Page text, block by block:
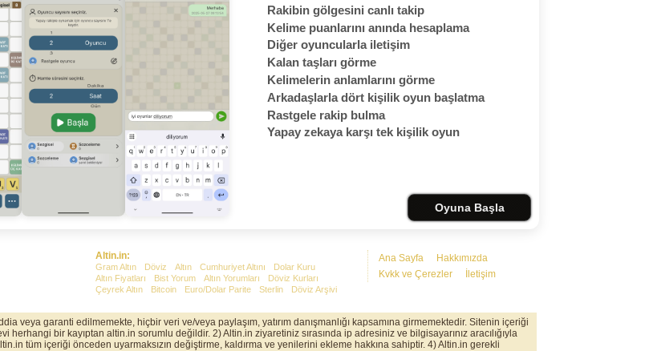
Rakibin gölgesini canlı takip
Kelime puanlarını anında hesaplama
Diğer oyuncularla iletişim
Kalan taşları görme
Kelimelerin anlamlarını görme
Arkadaşlarla dört kişilik oyun başlatma
Rastgele rakip bulma
Yapay zekaya karşı tek kişilik oyun
Oyuna Başla
Ana Sayfa
Hakkımızda
Kvkk ve Çerezler
İletişim
Altin.in:
Gram Altın Döviz Altın Cumhuriyet Altını
Dolar Kuru
Altın Fiyatları
Bist Yorum Altın Yorumları
Döviz Kurları
Çeyrek Altın
Bitcoin Euro/Dolar Parite Sterlin Döviz Arşivi
veya garanti edilmemekte, hiçbir veri ve/veya paylaşım, yatırım danışmanlığı kapsamına girmemektedir. Sitenin içeriği
bir kayıptan altin.in sorumlu değildir. 2) Altin.in ziyaretiniz sırasında ip adresiniz ve bilgisayarınız aracılığıyla
tüm içeriği önceden uyarmaksızın değiştirme, kaldırma ve yenilerini ekleme hakkına sahiptir. 4) Altin.in gerekli